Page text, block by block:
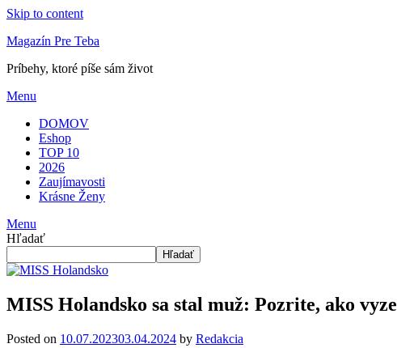
Skip to content
Magazín Pre Teba
Príbehy, ktoré píše sám život
Menu
DOMOV
Eshop
TOP 10
2026
Zaujímavosti
Krásne Ženy
Menu
Hľadať
Hľadať
MISS Holandsko sa stal muž: Pozrite, ako
Posted on 10.07.202303.04.2024 by Redakcia